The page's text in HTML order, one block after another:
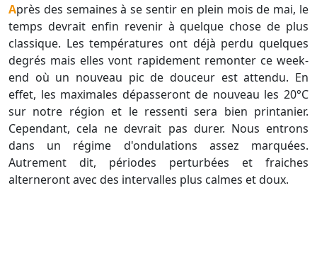
Après des semaines à se sentir en plein mois de mai, le
temps devrait enfin revenir à quelque chose de plus
classique. Les températures ont déjà perdu quelques
degrés mais elles vont rapidement remonter ce week-
end où un nouveau pic de douceur est attendu. En
effet, les maximales dépasseront de nouveau les 20°C
sur notre région et le ressenti sera bien printanier.
Cependant, cela ne devrait pas durer. Nous entrons
dans un régime d'ondulations assez marquées.
Autrement dit, périodes perturbées et fraiches
alterneront avec des intervalles plus calmes et doux.